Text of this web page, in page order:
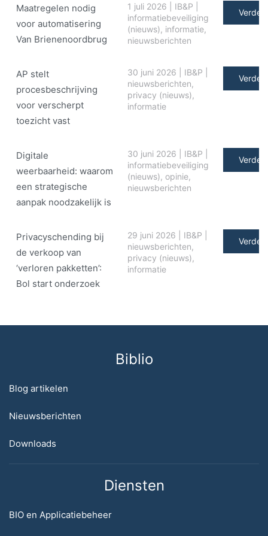
Maatregelen nodig
voor automatisering
Van Brienenoordbrug
1 juli 2026 IB&P
informatiebeveiliging
(nieuws), informatie,
nieuwsberichten
Verder
AP stelt
procesbeschrijving
voor verscherpt
toezicht vast
30 juni 2026 IB&P
nieuwsberichten,
privacy (nieuws),
informatie
Verder
Digitale
weerbaarheid: waarom
een strategische
aanpak noodzakelijk is
30 juni 2026 IB&P
informatiebeveiliging
(nieuws), opinie,
nieuwsberichten
Verder
Privacyschending bij
de verkoop van
‘verloren pakketten’:
Bol start onderzoek
29 juni 2026 IB&P
nieuwsberichten,
privacy (nieuws),
informatie
Verder
Biblio
Blog artikelen
Nieuwsberichten
Downloads
Diensten
BIO en Applicatiebeheer